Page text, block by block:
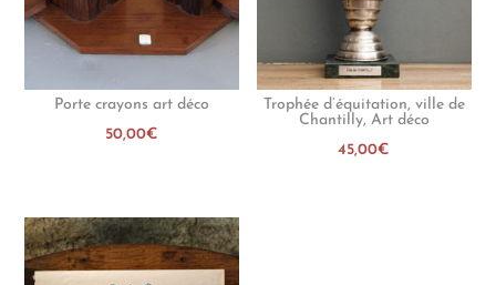
Porte crayons art déco
50,00€
Trophée d’équitation, ville de
Chantilly, Art déco
45,00€